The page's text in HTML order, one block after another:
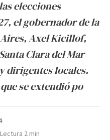
elecciones
el gobernador de la
Axel Kicillof,
Clara del Mar
dirigentes locales.
se extendió po
·
Lectura 2 min